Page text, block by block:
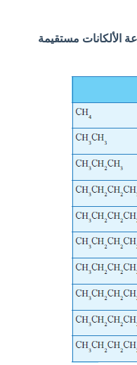
الألكانات مستقيمة